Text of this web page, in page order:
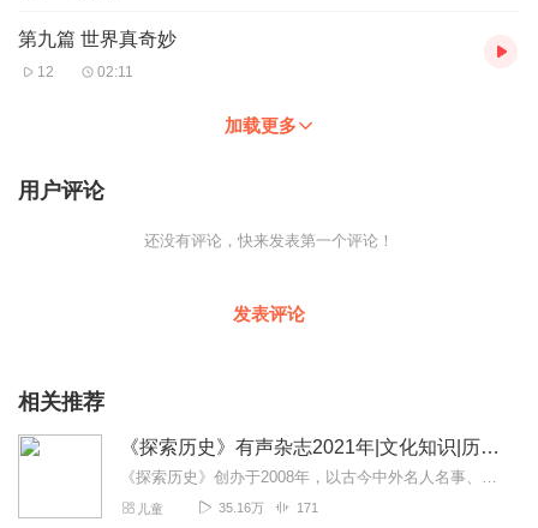
第九篇 世界真奇妙
12 02:11
加载更多
用户评论
还没有评论，快来发表第一个评论！
发表评论
相关推荐
《探索历史》有声杂志2021年|文化知识|历史故事
《探索历史》创办于2008年，以古今中外名人名事、回味悠长的文物故事、精彩纷呈的历史典故、中华文明起源故事等为主要内容，图文并茂地向少年儿童传递中国优秀传统文化...
儿童 35.16万 171